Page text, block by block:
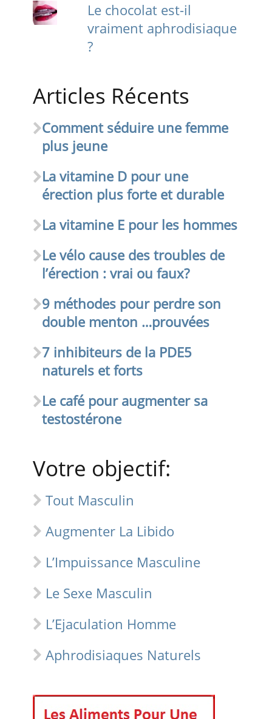
Le chocolat est-il
vraiment aphrodisiaque
?
Articles Récents
Comment séduire une femme
plus jeune
La vitamine D pour une
érection plus forte et durable
La vitamine E pour les hommes
Le vélo cause des troubles de
l’érection : vrai ou faux?
9 méthodes pour perdre son
double menton …prouvées
7 inhibiteurs de la PDE5
naturels et forts
Le café pour augmenter sa
testostérone
Votre objectif:
Tout Masculin
Augmenter La Libido
L’Impuissance Masculine
Le Sexe Masculin
L’Ejaculation Homme
Aphrodisiaques Naturels